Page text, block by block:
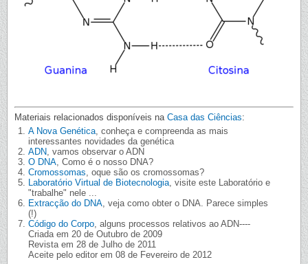
Materiais relacionados disponíveis na Casa das Ciências:
A Nova Genética, conheça e compreenda as mais
interessantes novidades da genética
ADN, vamos observar o ADN
O DNA, Como é o nosso DNA?
Cromossomas, oque são os cromossomas?
Laboratório Virtual de Biotecnologia, visite este Laboratório e
"trabalhe" nele ...
Extracção do DNA, veja como obter o DNA. Parece simples
(!)
Código do Corpo, alguns processos relativos ao ADN----
Criada em 20 de Outubro de 2009
Revista em 28 de Julho de 2011
Aceite pelo editor em 08 de Fevereiro de 2012